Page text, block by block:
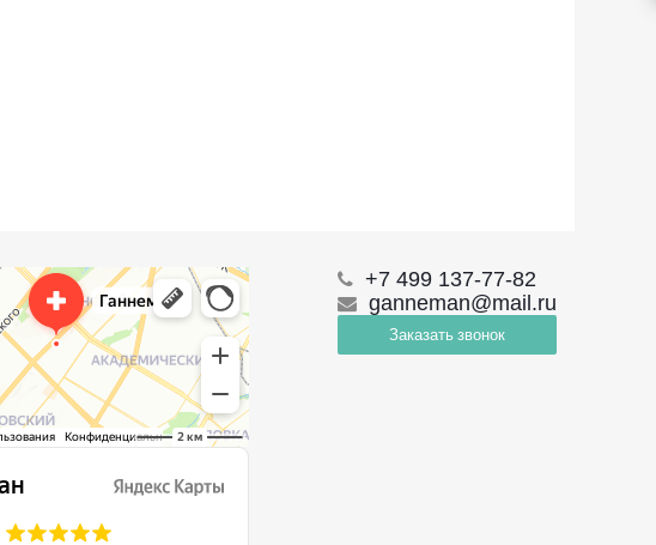
+7 499 137-77-82
ganneman@mail.ru
Заказать звонок